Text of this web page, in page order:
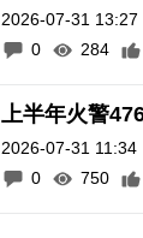
2026-07-31 13:27
0
284
上半年火警
2026-07-31 11:34
0
750